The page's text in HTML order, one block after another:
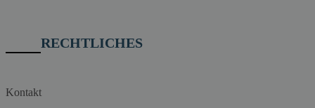
RECHTLICHES
Kontakt